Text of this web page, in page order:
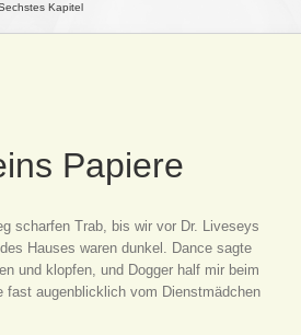
Kapitel
Papiere
scharfen Trab, bis wir vor Dr. Liveseys
Hauses waren dunkel. Dance sagte
und klopfen, und Dogger half mir beim
fast augenblicklich vom Dienstmädchen